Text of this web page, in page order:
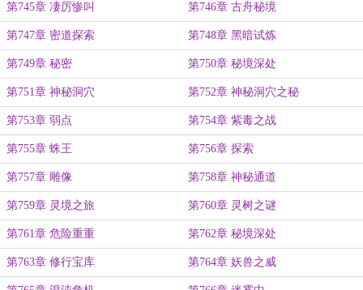
第745章 凄厉惨叫 第746章 古舟秘境
第747章 密道探索 第748章 黑暗试炼
第749章 秘密 第750章 秘境深处
第751章 神秘洞穴 第752章 神秘洞穴之秘
第753章 弱点 第754章 紫毒之战
第755章 蛛王 第756章 探索
第757章 雕像 第758章 神秘通道
第759章 灵境之旅 第760章 灵树之谜
第761章 危险重重 第762章 秘境深处
第763章 修行宝库 第764章 妖兽之威